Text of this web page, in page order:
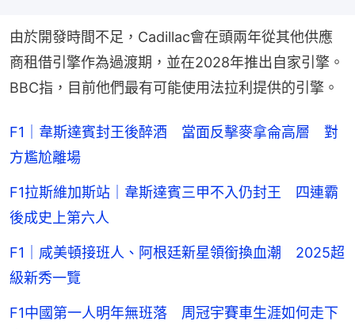
由於開發時間不足，Cadillac會在頭兩年從其他供應
商租借引擎作為過渡期，並在2028年推出自家引擎。
BBC指，目前他們最有可能使用法拉利提供的引擎。
F1｜韋斯達賓封王後醉酒 當面反擊麥拿侖高層 對
方尷尬離場
F1拉斯維加斯站｜韋斯達賓三甲不入仍封王 四連霸
後成史上第六人
F1｜咸美頓接班人、阿根廷新星領銜換血潮 2025超
級新秀一覽
F1中國第一人明年無班落 周冠宇賽車生涯如何走下